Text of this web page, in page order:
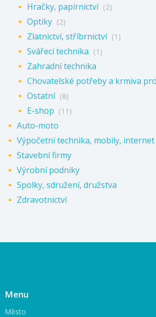
Hračky, papírnictví (2)
Optiky (2)
Zlatnictví, stříbrnictví (1)
Svářecí technika (1)
Zahradní technika
Chovatelské potřeby a krmiva
Ostatní (8)
E-shop (11)
Auto-moto
Výpočetní technika, mobily, internet
Stavební firmy
Výrobní podniky
Spolky, sdružení, družstva
Zdravotnictví
Menu
Město